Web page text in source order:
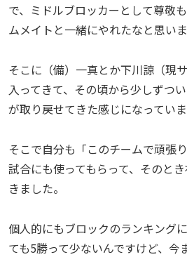
で、ミドルブロッカーとして尊敬
ムメイトと一緒にやれたなと思いま
そこに（備）一真とか下川諒（現
入ってきて、その頃から少しずつ
が取り戻せてきた感じになっていま
そこで自分も「このチームで頑張
試合にも使ってもらって、そのと
きました。
個人的にもブロックのランキング
ても5勝って少ないんですけど、今